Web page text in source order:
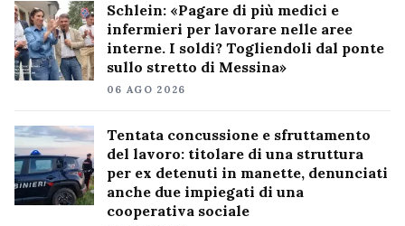
Schlein: «Pagare di più medici e
infermieri per lavorare nelle aree
interne. I soldi? Togliendoli dal ponte
sullo stretto di Messina»
06 AGO 2026
Tentata concussione e sfruttamento
del lavoro: titolare di una struttura
per ex detenuti in manette, denunciati
anche due impiegati di una
cooperativa sociale